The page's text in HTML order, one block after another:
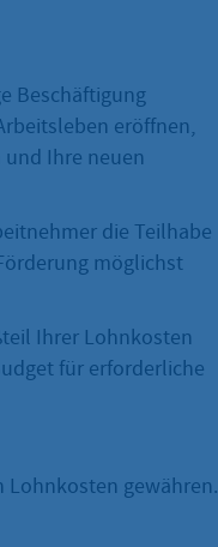
Beschäftigung
eröffnen,
Ihre neuen
die Teilhabe
möglichst
Ihrer Lohnkosten
für erforderliche
Lohnkosten gewähren.